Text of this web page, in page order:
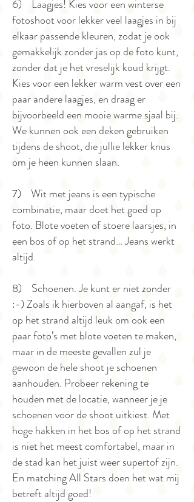
6) Laagjes! Kies voor een winterse
fotoshoot voor lekker veel laagjes in bij
elkaar passende kleuren, zodat je ook
gemakkelijk zonder jas op de foto kunt,
zonder dat je het vreselijk koud krijgt.
Kies voor een lekker warm vest over een
paar andere laagjes, en draag er
bijvoorbeeld een mooie warme sjaal bij.
We kunnen ook een deken gebruiken
tijdens de shoot, die jullie lekker knus
om je heen kunnen slaan.
7) Wit met jeans is een typische
combinatie, maar doet het goed op
foto. Blote voeten of stoere laarsjes, in
een bos of op het strand… Jeans werkt
altijd.
8) Schoenen. Je kunt er niet zonder
:-) Zoals ik hierboven al aangaf, is het
op het strand altijd leuk om ook een
paar foto’s met blote voeten te maken,
maar in de meeste gevallen zul je
gewoon de hele shoot je schoenen
aanhouden. Probeer rekening te
houden met de locatie, wanneer je je
schoenen voor de shoot uitkiest. Met
hoge hakken in het bos of op het strand
is niet het meest comfortabel, maar in
de stad kan het juist weer supertof zijn.
En matching All Stars doen het wat mij
betreft altijd goed!